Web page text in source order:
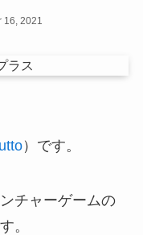
16, 2021
）です。
チャーゲームの
。